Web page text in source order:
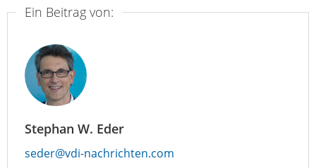
Ein Beitrag von:
Stephan W. Eder
seder@vdi-nachrichten.com